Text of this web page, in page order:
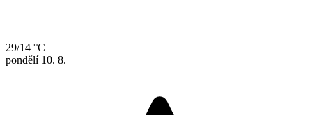
29/14 °C
pondělí 10. 8.